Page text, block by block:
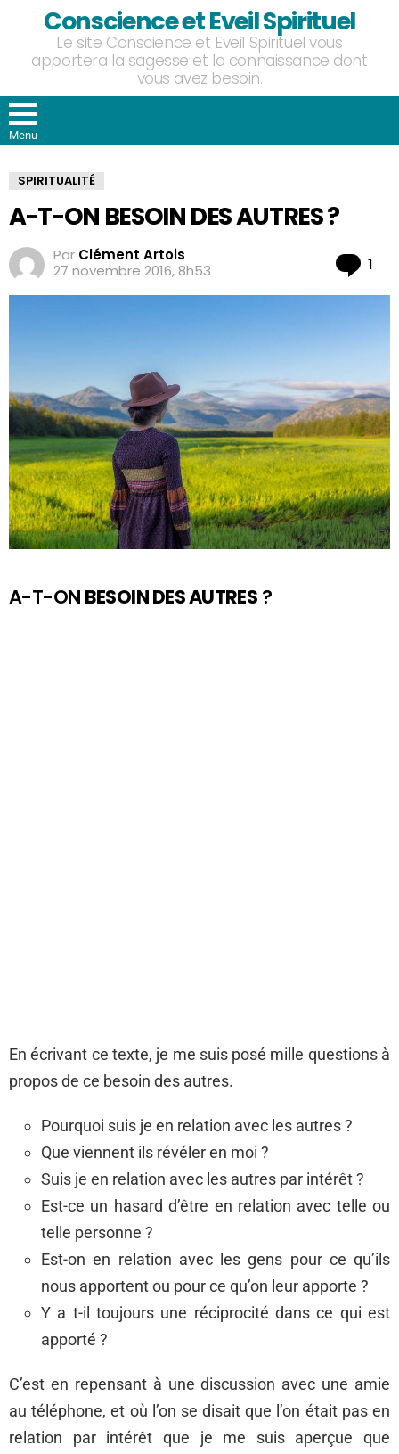
Conscience et Eveil Spirituel
Le site Conscience et Eveil Spirituel vous
apportera la sagesse et la connaissance dont
vous avez besoin.
Menu
SPIRITUALITÉ
A-T-ON BESOIN DES AUTRES ?
Par Clément Artois
27 novembre 2016, 8h53
1
A-T-ON BESOIN DES AUTRES ?
En écrivant ce texte, je me suis posé mille questions à
propos de ce besoin des autres.
Pourquoi suis je en relation avec les autres ?
Que viennent ils révéler en moi ?
Suis je en relation avec les autres par intérêt ?
Est-ce un hasard d’être en relation avec telle ou
telle personne ?
Est-on en relation avec les gens pour ce qu’ils
nous apportent ou pour ce qu’on leur apporte ?
Y a t-il toujours une réciprocité dans ce qui est
apporté ?
C’est en repensant à une discussion avec une amie
au téléphone, et où l’on se disait que l’on était pas en
relation par intérêt que je me suis aperçue que